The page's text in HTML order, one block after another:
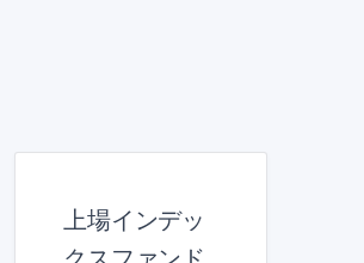
上場インデッ